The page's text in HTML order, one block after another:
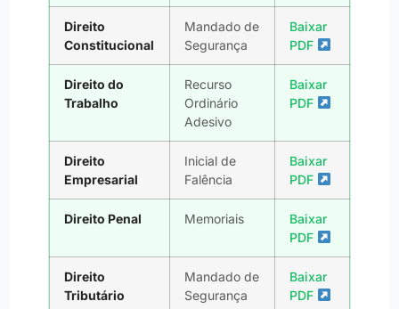
Direito
Constitucional
Mandado de
Segurança
Baixar
PDF
Direito do
Trabalho
Recurso
Ordinário
Adesivo
Baixar
PDF
Direito
Empresarial
Inicial de
Falência
Baixar
PDF
Direito Penal Memoriais
Baixar
PDF
Direito
Tributário
Mandado de
Segurança
Baixar
PDF